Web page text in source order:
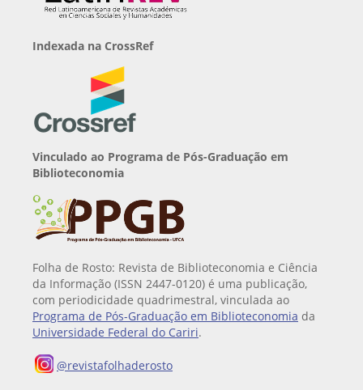
Indexada na CrossRef
Vinculado ao Programa de Pós-Graduação em
Biblioteconomia
Folha de Rosto: Revista de Biblioteconomia e Ciência
da Informação (ISSN 2447-0120) é uma publicação,
com periodicidade quadrimestral, vinculada ao
Programa de Pós-Graduação em Biblioteconomia da
Universidade Federal do Cariri.
@revistafolhaderosto